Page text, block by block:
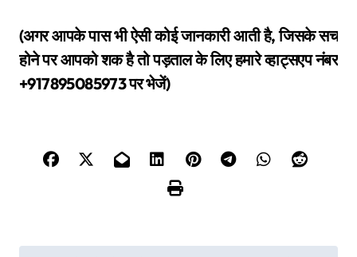
(अगर आपके पास भी ऐसी कोई जानकारी आती है, जिसके सच
होने पर आपको शक है तो पड़ताल के लिए हमारे व्हाट्सएप नंबर
+917895085973 पर भेजें)